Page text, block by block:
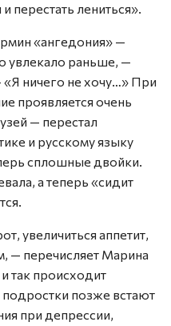
перестать лениться».
«ангедония» —
увлекало раньше, —
ничего не хочу…» При
проявляется очень
— перестал
и русскому языку
сплошные двойки.
а теперь «сидит
увеличиться аппетит,
— перечисляет Марина
так происходит
позже встают
при депрессии,